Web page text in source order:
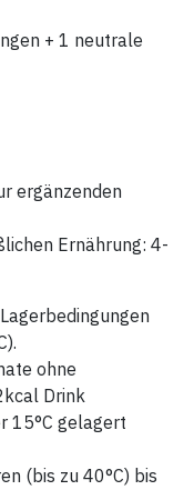
+ 1 neutrale
ergänzenden
Ernährung: 4-
ohne
Drink
15°C gelagert
(bis zu 40°C) bis